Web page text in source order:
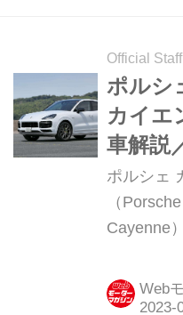
Official Staff
ポルシ
カイエ
車解説
ポルシェ
（
Cayenne
月22日追
2851万円
Web